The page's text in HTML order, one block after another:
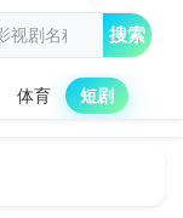
体育 短剧
搜索